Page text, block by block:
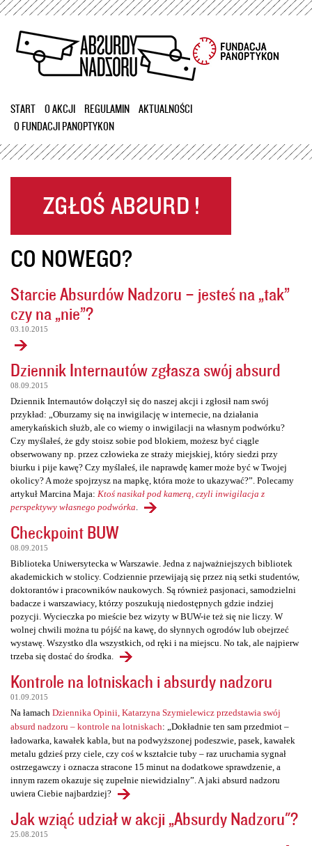
Przejdź
treści
START O AKCJI REGULAMIN
AKTUALNOŚCI
O FUNDACJI PANOPTYKON
CO NOWEGO?
Starcie Absurdów Nadzoru – jesteś na „tak”
czy na „nie”?
03.10.2015
Dziennik Internautów zgłasza swój absurd
08.09.2015
Dziennik Internautów dołączył się do naszej akcji i zgłosił nam swój
przykład: „Oburzamy się na inwigilację w internecie, na działania
amerykańskich służb, ale co wiemy o inwigilacji na własnym podwórku?
Czy myślałeś, że gdy stoisz sobie pod blokiem, możesz być ciągle
obserwowany np. przez człowieka ze straży miejskiej, który siedzi przy
biurku i pije kawę? Czy myślałeś, ile naprawdę kamer może być w Twojej
okolicy? A może spojrzysz na mapkę, która może to ukazywać?”. Polecamy
artykuł Marcina Maja: Ktoś nasikał pod kamerą, czyli inwigilacja z
perspektywy własnego podwórka
Checkpoint BUW
08.09.2015
Biblioteka Uniwersytecka w Warszawie. Jedna z najważniejszych bibliotek
akademickich w stolicy. Codziennie przewijają się przez nią setki studentów,
doktorantów i pracowników naukowych. Są również pasjonaci, samodzielni
badacze i warszawiacy, którzy poszukują niedostępnych gdzie indziej
pozycji. Wycieczka po mieście bez wizyty w BUW-ie też się nie liczy. W
wolnej chwili można tu pójść na kawę, do słynnych ogrodów lub obejrzeć
wystawę. Wszystko dla wszystkich, od ręki i na miejscu. No tak, ale najpierw
trzeba się dostać do środka.
Kontrole na lotniskach i absurdy nadzoru
01.09.2015
Na łamach Dziennika Opinii, Katarzyna Szymielewicz przedstawia swój
absurd nadzoru – kontrole na lotniskach: „Dokładnie ten sam przedmiot –
ładowarka, kawałek kabla, but na podwyższonej podeszwie, pasek, kawałek
metalu gdzieś przy ciele, czy coś w kształcie tuby – raz uruchamia sygnał
ostrzegawczy i oznacza stracone 15 minut na dodatkowe sprawdzenie, a
innym razem okazuje się zupełnie niewidzialny”. A jaki absurd nadzoru
uwiera Ciebie najbardziej?
Jak wziąć udział w akcji „Absurdy Nadzoru"?
25.08.2015